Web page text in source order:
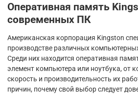
Оперативная память
современных ПК
Американская корпорация Kingston
производстве различных
Среди них находится оперативная
элемент компьютера или ноутбука, от
скорость и производительность их
причин, почему свой выбор следует